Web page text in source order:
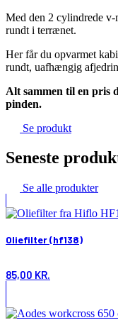
Med den 2 cylindrede
rundt i terrænet.
Her får du opvarmet
rundt, uafhængig
Alt sammen til en pris
pinden.
Se produkt
Seneste
Se alle produkter
Oliefilter (hf138)
85,00 KR.